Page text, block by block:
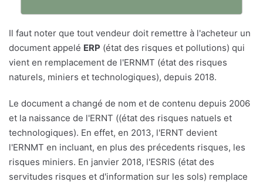
Il faut noter que tout vendeur doit remettre à l'acheteur un
document appelé ERP (état des risques et pollutions) qui
vient en remplacement de l'ERNMT (état des risques
naturels, miniers et technologiques), depuis 2018.
Le document a changé de nom et de contenu depuis 2006
et la naissance de l'ERNT ((état des risques natuels et
technologiques). En effet, en 2013, l'ERNT devient
l'ERNMT en incluant, en plus des précedents risques, les
risques miniers. En janvier 2018, l'ESRIS (état des
servitudes risques et d'information sur les sols) remplace